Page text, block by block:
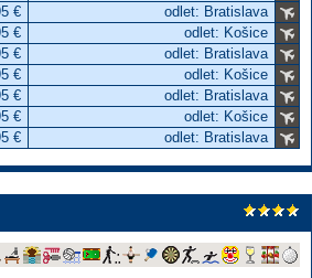
€
odlet: Bratislava
€
odlet: Košice
€
odlet: Bratislava
€
odlet: Košice
€
odlet: Bratislava
€
odlet: Košice
€ odlet: Bratislava